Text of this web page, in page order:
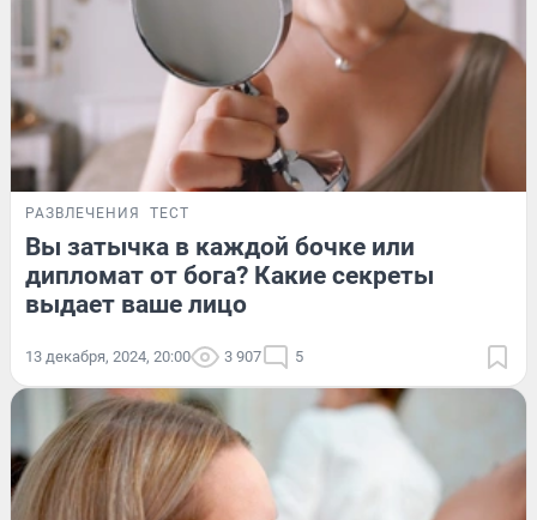
РАЗВЛЕЧЕНИЯ ТЕСТ
Вы затычка в каждой бочке или
дипломат от бога? Какие секреты
выдает ваше лицо
13 декабря, 2024, 20:00 3 907 5